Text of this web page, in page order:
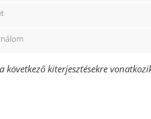
következő kiterjesztésekre